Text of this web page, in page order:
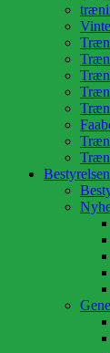
Bestyrelsen